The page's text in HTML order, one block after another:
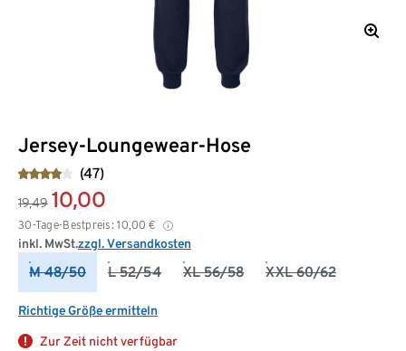
Jersey-Loungewear-Hose
(47)
19,49 10,00
30-Tage-Bestpreis: 10,00 €
inkl. MwSt.zzgl. Versandkosten
M 48/50 L 52/54 XL 56/58 XXL 60/62
Richtige Größe ermitteln
Zur Zeit nicht verfügbar